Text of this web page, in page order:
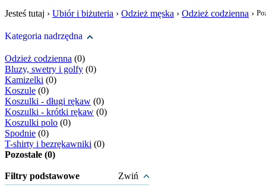
Jesteś tutaj › Ubiór i biżuteria › Odzież męska › Odzież codzienna ›
Kategoria nadrzędna
Odzież codzienna (0)
Bluzy, swetry i golfy (0)
Kamizelki (0)
Koszule (0)
Koszulki - długi rękaw (0)
Koszulki - krótki rękaw (0)
Koszulki polo (0)
Spodnie (0)
T-shirty i bezrękawniki (0)
Pozostałe (0)
Filtry podstawowe Zwiń